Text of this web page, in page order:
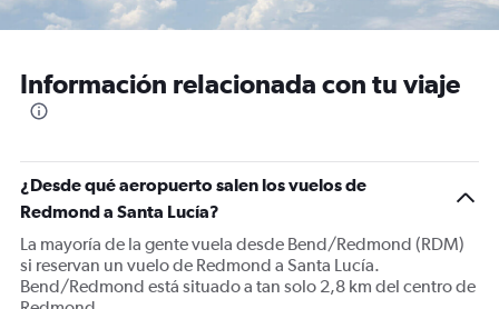
Información relacionada con tu viaje
¿Desde qué aeropuerto salen los vuelos de
Redmond a Santa Lucía?
La mayoría de la gente vuela desde Bend/Redmond (RDM)
si reservan un vuelo de Redmond a Santa Lucía.
Bend/Redmond está situado a tan solo 2,8 km del centro de